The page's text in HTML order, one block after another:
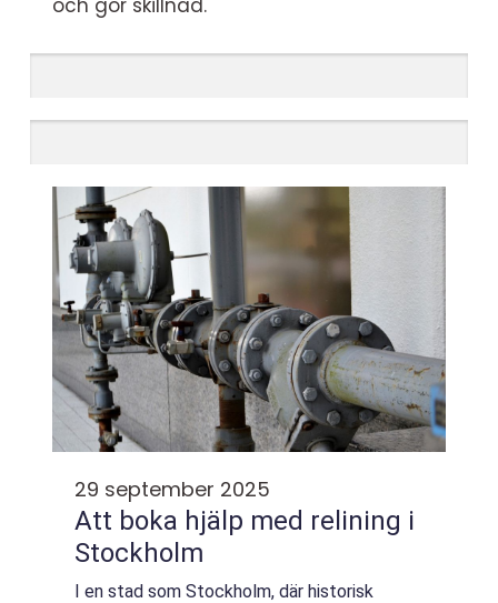
och gör skillnad.
29 september 2025
Att boka hjälp med relining i
Stockholm
I en stad som Stockholm, där historisk